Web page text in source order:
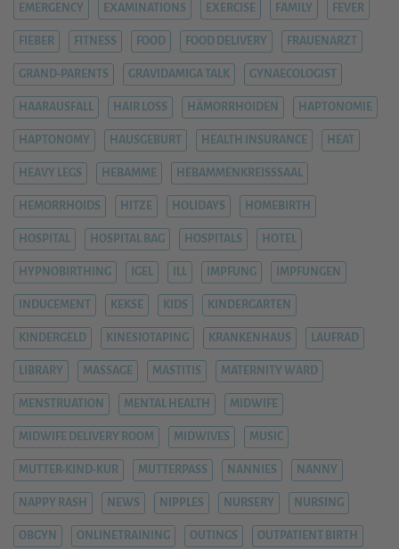
EMERGENCY EXAMINATIONS EXERCISE FAMILY FEVER
FIEBER FITNESS FOOD FOOD DELIVERY FRAUENARZT
GRAND-PARENTS GRAVIDAMIGA TALK GYNAECOLOGIST
HAARAUSFALL HAIR LOSS HÄMORRHOIDEN HAPTONOMIE
HAPTONOMY HAUSGEBURT HEALTH INSURANCE HEAT
HEAVY LEGS HEBAMME HEBAMMENKREISSSAAL
HEMORRHOIDS HITZE HOLIDAYS HOMEBIRTH
HOSPITAL HOSPITAL BAG HOSPITALS HOTEL
HYPNOBIRTHING IGEL ILL IMPFUNG IMPFUNGEN
INDUCEMENT KEKSE KIDS KINDERGARTEN
KINDERGELD KINESIOTAPING KRANKENHAUS LAUFRAD
LIBRARY MASSAGE MASTITIS MATERNITY WARD
MENSTRUATION MENTAL HEALTH MIDWIFE
MIDWIFE DELIVERY ROOM MIDWIVES MUSIC
MUTTER-KIND-KUR MUTTERPASS NANNIES NANNY
NAPPY RASH NEWS NIPPLES NURSERY NURSING
OBGYN ONLINETRAINING OUTINGS OUTPATIENT BIRTH